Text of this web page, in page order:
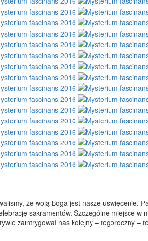
że wolą Boga jest nasze uświęcenie.
sakramentów. Szczególne miejsce w
zaintrygował nas kolejny – tegoroczny –